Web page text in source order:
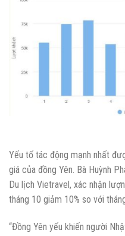
Yếu tố tác động mạnh nhất
giá của đồng Yên. Bà Huỳnh
Du lịch Vietravel, xác nhận
tháng 10 giảm 10% so với
“Đồng Yên yếu khiến người